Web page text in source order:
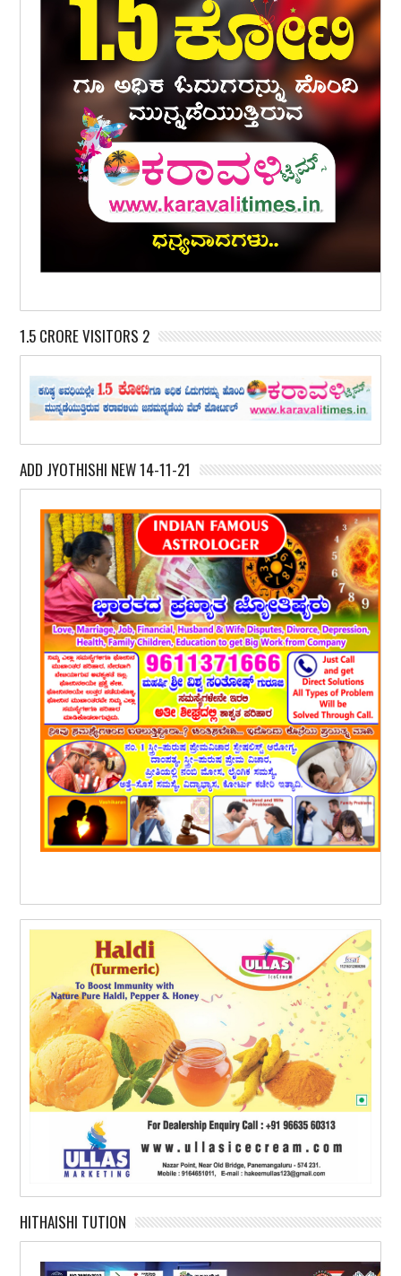
1.5 CRORE VISITORS 2
ADD JYOTHISHI NEW 14-11-21
HITHAISHI TUTION